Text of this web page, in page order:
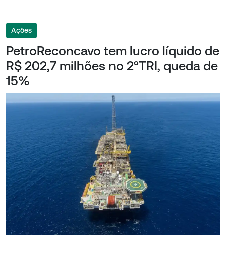
Ações
PetroReconcavo tem lucro líquido de
R$ 202,7 milhões no 2ºTRI, queda de
15%